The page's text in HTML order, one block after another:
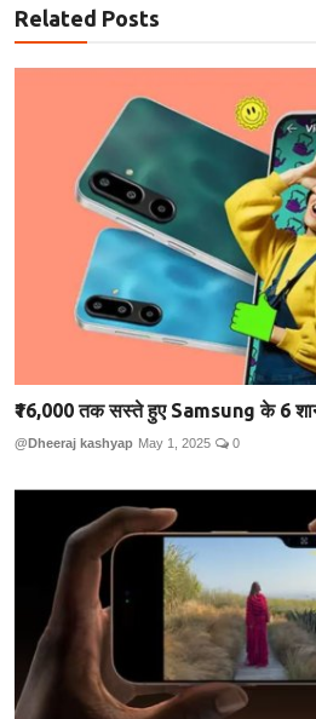
Related Posts
₹16,000 तक सस्ते हुए Samsung के 6
@Dheeraj kashyap May 1, 2025 0